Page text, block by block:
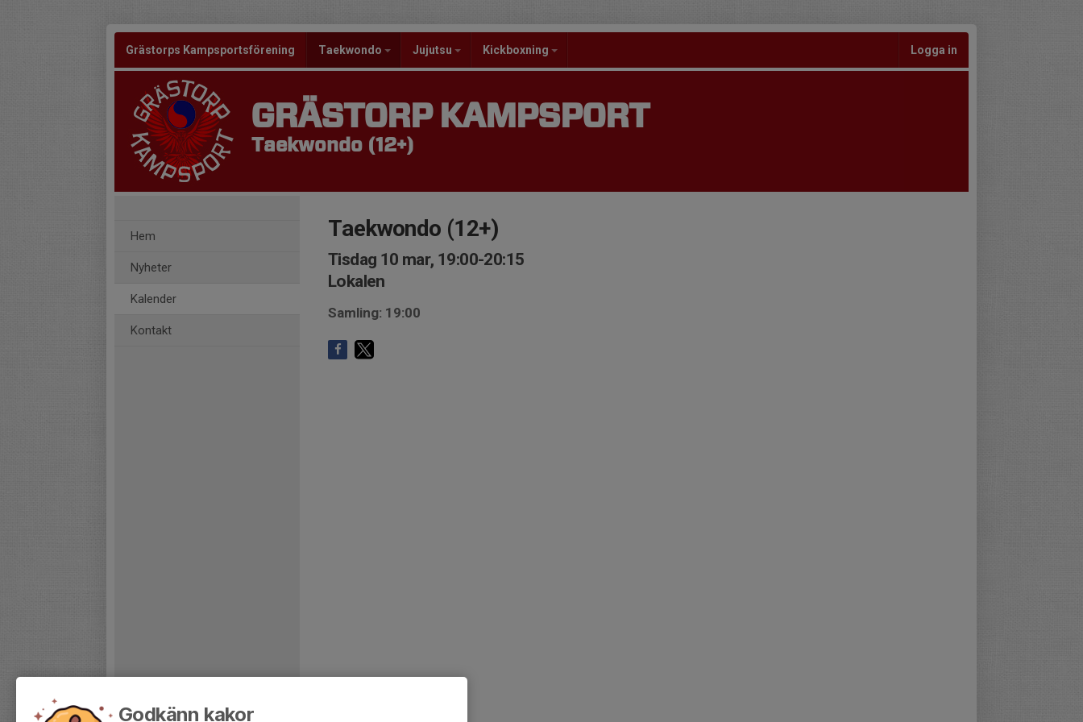
Grästorps Kampsportsförening Taekwondo Jujutsu Kickboxning Logga in
GRÄSTORP KAMPSPORT
Taekwondo (12+)
Hem
Nyheter
Kalender
Kontakt
Taekwondo (12+)
Tisdag 10 mar, 19:00-20:15
Lokalen
Samling: 19:00
Godkänn kakor